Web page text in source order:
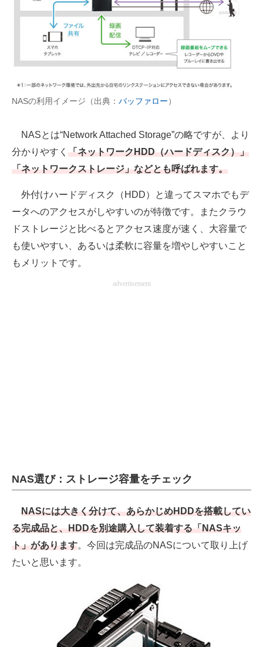
経営リーダーのコミュニティ
マーケ×ITの今がよく分かる
企業向けIT製品の総合サイト
製造業のIT導入・活用を支援
モノづくり技術者専門サイト
エレクトロニクス専門サイト
電子設計の基本と応用
エネルギーの専門メディア
NASの利用イメージ（出典： バッファロー）
NASとは“Network Attached Storage”の略ですが、より
分かりやすく 「ネットワークHDD（ハードディスク）」
「ネットワークストレージ」などとも呼ばれます。
外付けハードディスク（HDD）と違ってスマホでもデ
ータへのアクセスがしやすいのが特徴です。またクラウ
ドストレージと比べるとアクセス速度が速く、大容量で
も使いやすい、あるいは柔軟に容量を増やしやすいこと
もメリットです。
advertisement
NAS選び：ストレージ容量をチェック
NASには大きく分けて、あらかじめHDDを搭載してい
る完成品と、HDDを別途購入して装着する「NASキッ
ト」があります。今回は完成品のNASについて取り上げ
たいと思います。